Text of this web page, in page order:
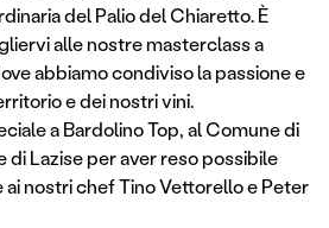
del Palio del Chiaretto. È
alle nostre masterclass a
abbiamo condiviso la passione e
e dei nostri vini.
a Bardolino Top, al Comune di
di Lazise per aver reso possibile
nostri chef Tino Vettorello e Peter